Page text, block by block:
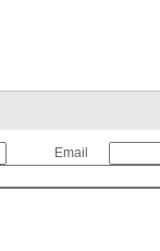
Email